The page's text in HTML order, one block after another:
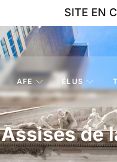
SITE EN
AFE ÉLUS
Assises de